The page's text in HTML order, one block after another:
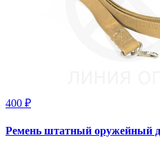
400 ₽
Ремень штатный оружейный